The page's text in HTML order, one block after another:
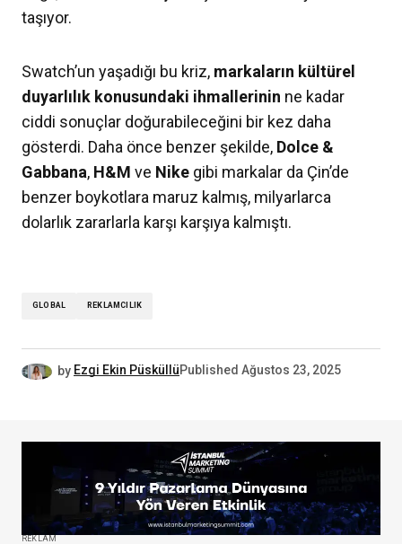
taşıyor.
Swatch’un yaşadığı bu kriz, markaların kültürel
duyarlılık konusundaki ihmallerinin ne kadar
ciddi sonuçlar doğurabileceğini bir kez daha
gösterdi. Daha önce benzer şekilde, Dolce &
Gabbana, H&M ve Nike gibi markalar da Çin’de
benzer boykotlara maruz kalmış, milyarlarca
dolarlık zararlarla karşı karşıya kalmıştı.
GLOBAL REKLAMCILIK
by Ezgi Ekin PüsküllüPublished Ağustos 23, 2025
REKLAM